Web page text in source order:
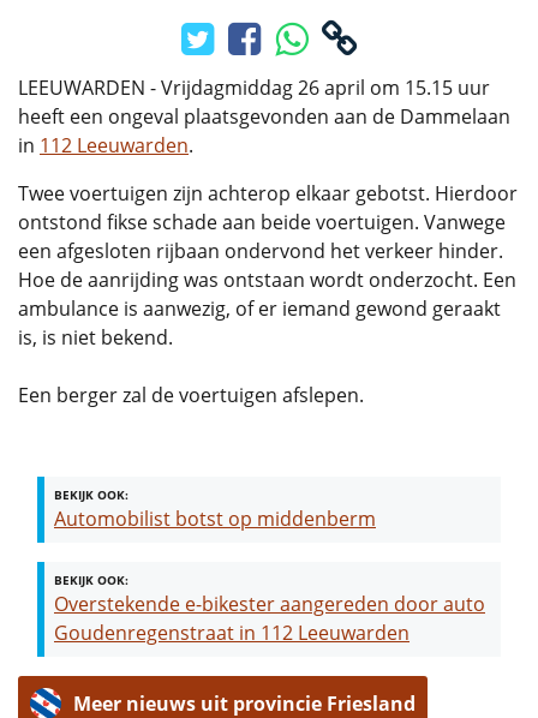
LEEUWARDEN - Vrijdagmiddag 26 april om 15.15 uur
heeft een ongeval plaatsgevonden aan de Dammelaan
in 112 Leeuwarden.
Twee voertuigen zijn achterop elkaar gebotst. Hierdoor
ontstond fikse schade aan beide voertuigen. Vanwege
een afgesloten rijbaan ondervond het verkeer hinder.
Hoe de aanrijding was ontstaan wordt onderzocht. Een
ambulance is aanwezig, of er iemand gewond geraakt
is, is niet bekend.
Een berger zal de voertuigen afslepen.
BEKIJK OOK:
Automobilist botst op middenberm
BEKIJK OOK:
Overstekende e-bikester aangereden door auto
Goudenregenstraat in 112 Leeuwarden
Meer nieuws uit provincie Friesland